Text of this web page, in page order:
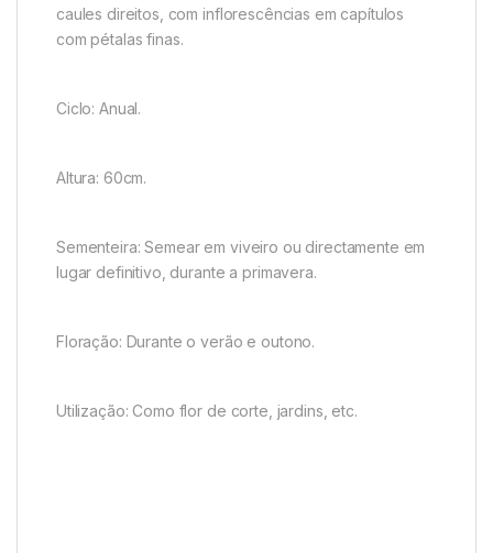
caules direitos, com inflorescências em capítulos
com pétalas finas.
Ciclo: Anual.
Altura: 60cm.
Sementeira: Semear em viveiro ou directamente em
lugar definitivo, durante a primavera.
Floração: Durante o verão e outono.
Utilização: Como flor de corte, jardins, etc.